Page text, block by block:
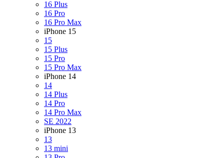
16 Plus
16 Pro
16 Pro Max
iPhone 15
15
15 Plus
15 Pro
15 Pro Max
iPhone 14
14
14 Plus
14 Pro
14 Pro Max
SE 2022
iPhone 13
13
13 mini